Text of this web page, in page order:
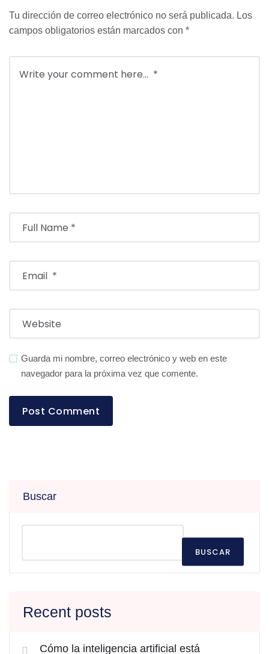
Tu dirección de correo electrónico no será publicada. Los
campos obligatorios están marcados con *
Guarda mi nombre, correo electrónico y web en este
navegador para la próxima vez que comente.
Buscar
BUSCAR
Recent posts
Cómo la inteligencia artificial está